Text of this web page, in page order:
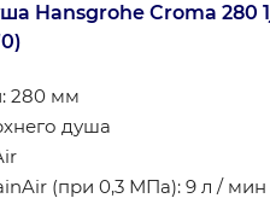
Hansgrohe Croma 280
280 мм
душа
(при 0,3 МПа): 9 л / мин